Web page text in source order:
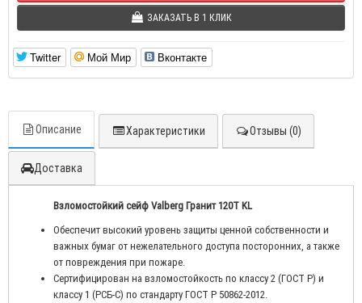
ЗАКАЗАТЬ В 1 КЛИК
Twitter Мой Мир Вконтакте
Описание Характеристики Отзывы (0)
Доставка
Взломостойкий сейф Valberg Гранит 120Т KL
Обеспечит высокий уровень защиты ценной собственности и
важных бумаг от нежелательного доступа посторонних, а также
от повреждения при пожаре.
Сертифицирован на взломостойкость по классу 2 (ГОСТ Р) и
классу 1 (РСБ-С) по стандарту ГОСТ Р 50862-2012.